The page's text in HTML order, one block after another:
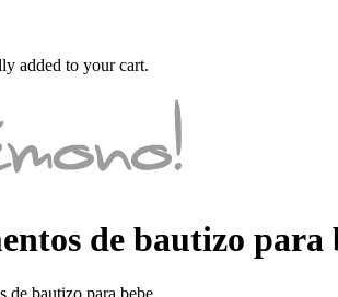
added to your cart.
de bautizo para
de bautizo para bebe